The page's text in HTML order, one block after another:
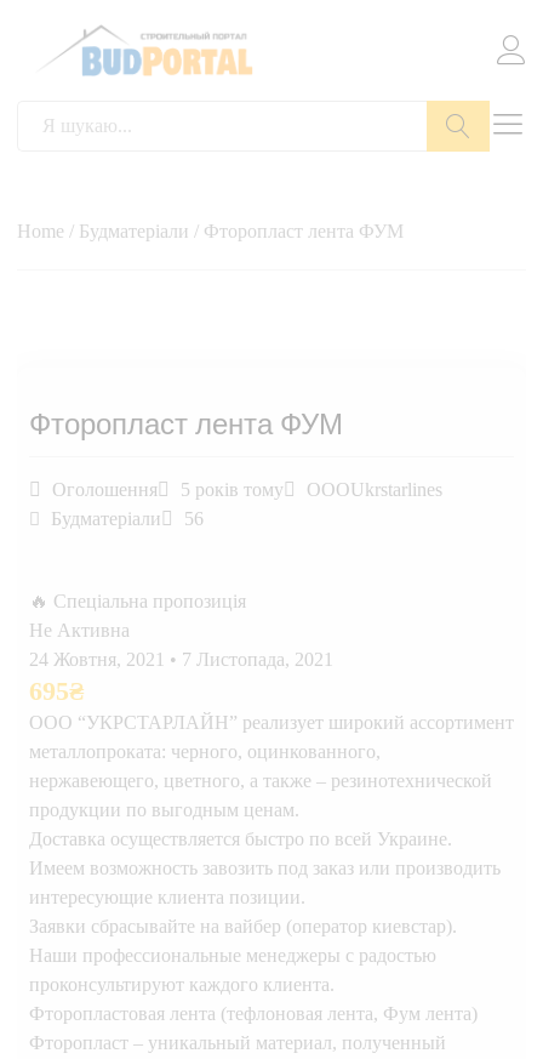
Home / Будматеріали / Фторопласт лента ФУМ
Фторопласт лента ФУМ
Оголошення 5 років тому
OOOUkrstarlines
Будматеріали
56
🔥 Спеціальна пропозиція
Не Активна
24 Жовтня, 2021 • 7 Листопада, 2021
695₴
ООО “УКРСТАРЛАЙН” реализует широкий ассортимент
металлопроката: черного, оцинкованного,
нержавеющего, цветного, а также – резинотехнической
продукции по выгодным ценам.
Доставка осуществляется быстро по всей Украине.
Имеем возможность завозить под заказ или производить
интересующие клиента позиции.
Заявки сбрасывайте на вайбер (оператор киевстар).
Наши профессиональные менеджеры с радостью
проконсультируют каждого клиента.
Фторопластовая лента (тефлоновая лента, Фум лента)
Фторопласт – уникальный материал, полученный